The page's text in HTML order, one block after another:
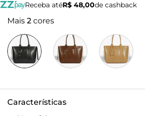
Receba atéR$ 48,00de cashback
Mais 2 cores
Características